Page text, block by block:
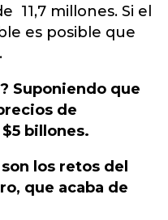
11,7 millones. Si el
es posible que
Suponiendo que
de
billones.
los retos del
que acaba de